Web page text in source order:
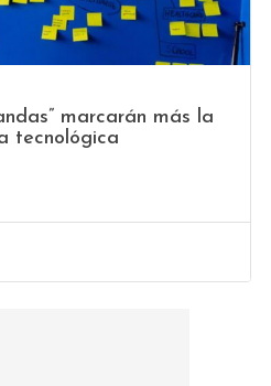
marcarán más la
tecnológica